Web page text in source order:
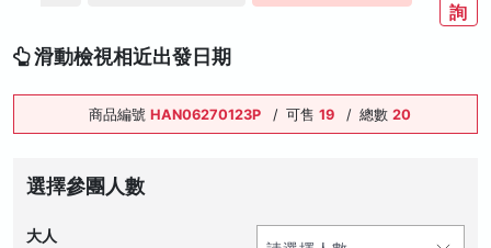
詢
滑動檢視相近出發日期
商品編號 HAN06270123P / 可售 19 / 總數 20
選擇參團人數
大人